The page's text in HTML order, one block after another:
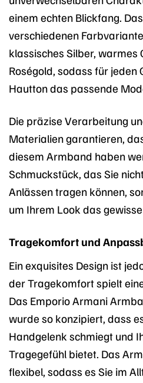
einem echten Blickfang.
verschiedenen
klassisches Silber, warmes
Roségold, sodass für jeden
Hautton das passende
Die präzise Verarbeitung
Materialien garantieren,
diesem Armband haben
Schmuckstück, das Sie
Anlässen tragen können,
um Ihrem Look das
Tragekomfort und
Ein exquisites Design ist
der Tragekomfort spielt
Das Emporio Armani
wurde so konzipiert, dass
Handgelenk schmiegt und
Tragegefühl bietet. Das
flexibel, sodass es Sie im